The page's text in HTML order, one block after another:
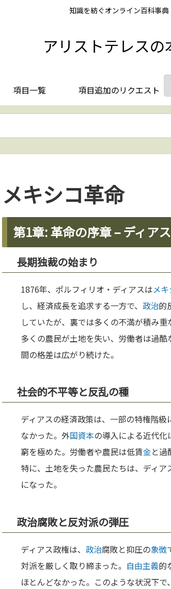
知識を紡ぐオンライン百科事典
アリストテレスの
項目一覧 項目追加のリクエスト
メキシコ革命
第1章: 革命の序章 – ディア
長期独裁の始まり
1876年、ポルフィリオ・ディアスはメ
し、経済成長を追求する一方で、 政治的
していたが、裏では多くの不満が積み
多くの農民が土地を失い、労働者は過
間の格差は広がり続けた。
社会的不平等と反乱の種
ディアスの経済政策は、一部の特権階
なかった。外国資本の導入による近代
窮を極めた。労働者や農民は低賃金と過
特に、土地を失った農民たちは、ディ
になった。
政治腐敗と反対派の弾圧
ディアス政権は、 政治腐敗と抑圧の象徴
対派を厳しく取り締まった。 自由主義的
ほとんどなかった。このような状況下で